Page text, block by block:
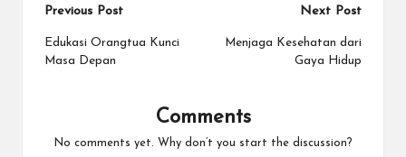
Post
navigation
Previous Post
Edukasi Orangtua Kunci
Masa Depan
Next Post
Menjaga Kesehatan dari
Gaya Hidup
Comments
No comments yet. Why don’t you start the discussion?